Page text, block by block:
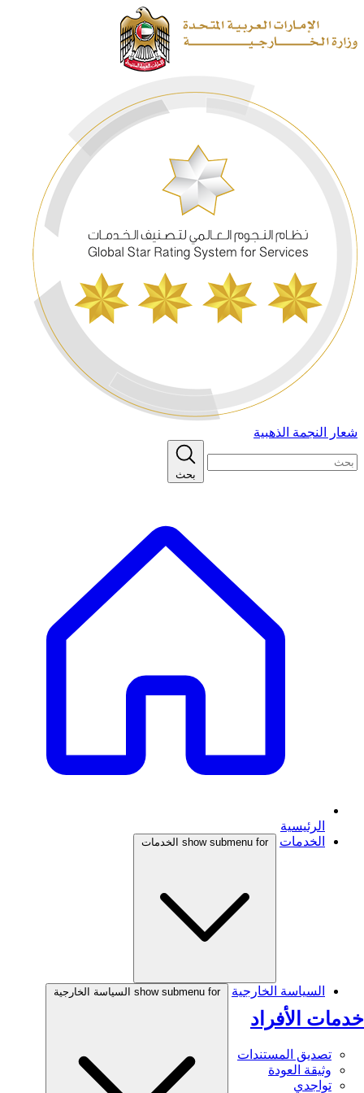
شعار النجمة الذهبية
بحث
الرئيسية
الخدمات
show submenu for الخدمات
خدمات الأفراد
تصديق المستندات
وثيقة العودة
تواجدي
السياسة الخارجية show submenu for السياسة الخارجية